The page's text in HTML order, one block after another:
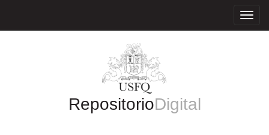
RepositorioDigital